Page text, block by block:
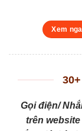
Xem
Gọi điện/
trên